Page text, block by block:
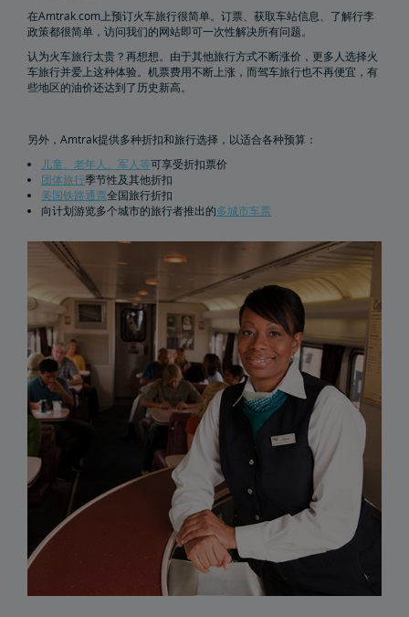
购买火车票前往NYC
购买火车票前往Boston
购买火车票前往Baltimore
乘坐Amtrak列车，畅游美国
购买火车票前往Los Angeles
购买火车票前往Wilmington
购买火车票前往Portland, Oregon
在Amtrak.com上预订火车旅行很简单。订票、获取车站信息、了解行李
政策都很简单，访问我们的网站即可一次性解决所有问题。
认为火车旅行太贵？再想想。由于其他旅行方式不断涨价，更多人选择火
车旅行并爱上这种体验。机票费用不断上涨，而驾车旅行也不再便宜，有
些地区的油价还达到了历史新高。
另外，Amtrak提供多种折扣和旅行选择，以适合各种预算：
儿童、老年人、军人等可享受折扣票价
团体旅行季节性及其他折扣
美国铁路通票全国旅行折扣
向计划游览多个城市的旅行者推出的多城市车票